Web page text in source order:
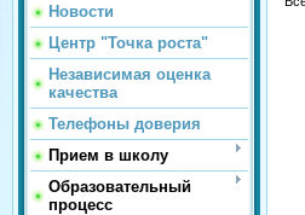
Новости
Центр "Точка роста"
Независимая оценка
качества
Телефоны доверия
Прием в школу
Образовательный
процесс